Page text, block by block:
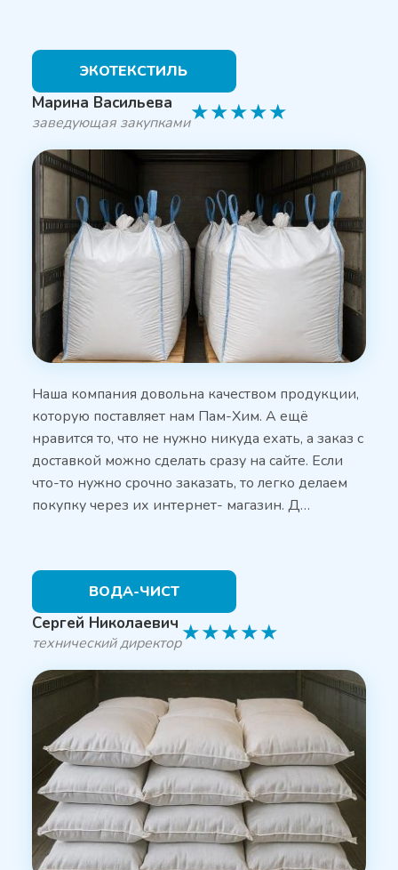
ЭКОТЕКСТИЛЬ
Марина Васильева
заведующая закупками★★★★★
Наша компания довольна качеством продукции,
которую поставляет нам Пам-Хим. А ещё
нравится то, что не нужно никуда ехать, а заказ с
доставкой можно сделать сразу на сайте. Если
что-то нужно срочно заказать, то легко делаем
покупку через их интернет- магазин. Д…
ВОДА-ЧИСТ
Сергей Николаевич
технический директор★★★★★